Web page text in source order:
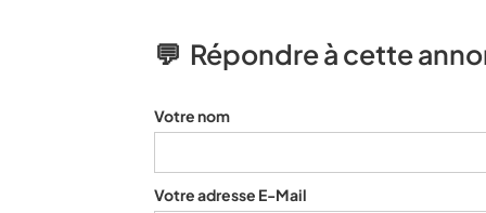
💬 Répondre à cette
Votre nom
Votre adresse E-Mail